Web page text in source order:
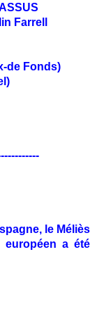
Farrell
de Fonds)
le Méliès
européen a été